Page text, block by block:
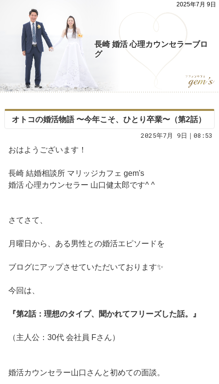
2025年7月 9日
長崎 婚活 心理カウンセラーブロ
グ
オトコの婚活物語 〜今年こそ、ひとり卒業〜（第2話）
2025年7月 9日｜08:53
おはようございます！
長崎 結婚相談所 マリッジカフェ gem's
婚活 心理カウンセラー 山口健太郎です^ ^
さてさて、
月曜日から、ある男性との婚活エピソードを
ブログにアップさせていただいております✨
今回は、
『第2話：理想のタイプ、聞かれてフリーズした話。』
（主人公：30代 会社員 Fさん）
婚活カウンセラー山口さんと初めての面談。